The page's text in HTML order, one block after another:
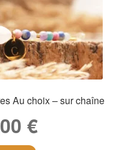
Au choix – sur chaîne
€